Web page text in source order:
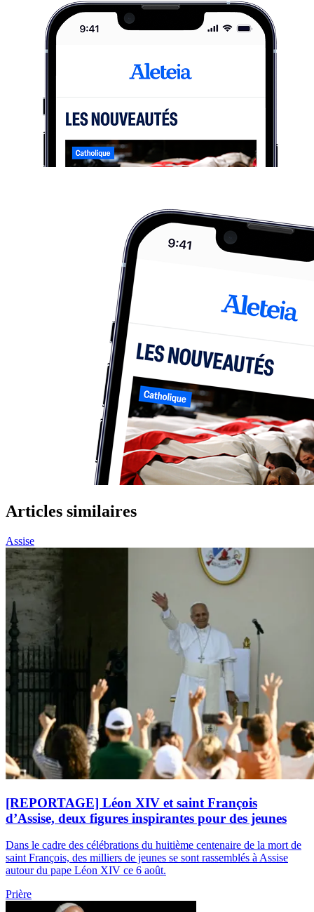
Articles similaires
Assise
[REPORTAGE] Léon XIV et saint François
d’Assise, deux figures inspirantes pour des jeunes
Dans le cadre des célébrations du huitième centenaire de la mort de
saint François, des milliers de jeunes se sont rassemblés à Assise
autour du pape Léon XIV ce 6 août.
Prière